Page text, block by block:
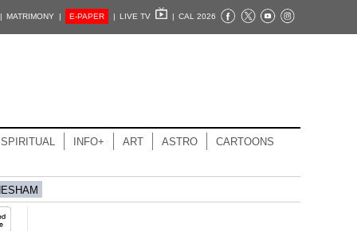
MATRIMONY | E-PAPER | LIVE TV | CAL 2026
SPIRITUAL INFO+ ART ASTRO CARTOONS